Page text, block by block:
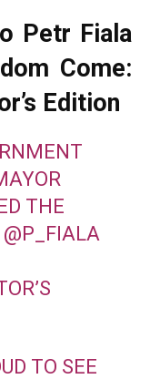
Petr Fiala
Come:
Edition
THE
@P_FIALA
TO SEE